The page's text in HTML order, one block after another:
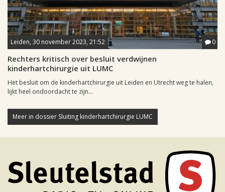
Leiden, 30 november 2023, 21:52 0
Rechters kritisch over besluit verdwijnen
kinderhartchirurgie uit LUMC
Het besluit om de kinderhartchirurgie uit Leiden en Utrecht weg te halen,
lijkt heel ondoordacht te zijn...
Meer in dossier Sluiting kinderhartchirurgie LUMC